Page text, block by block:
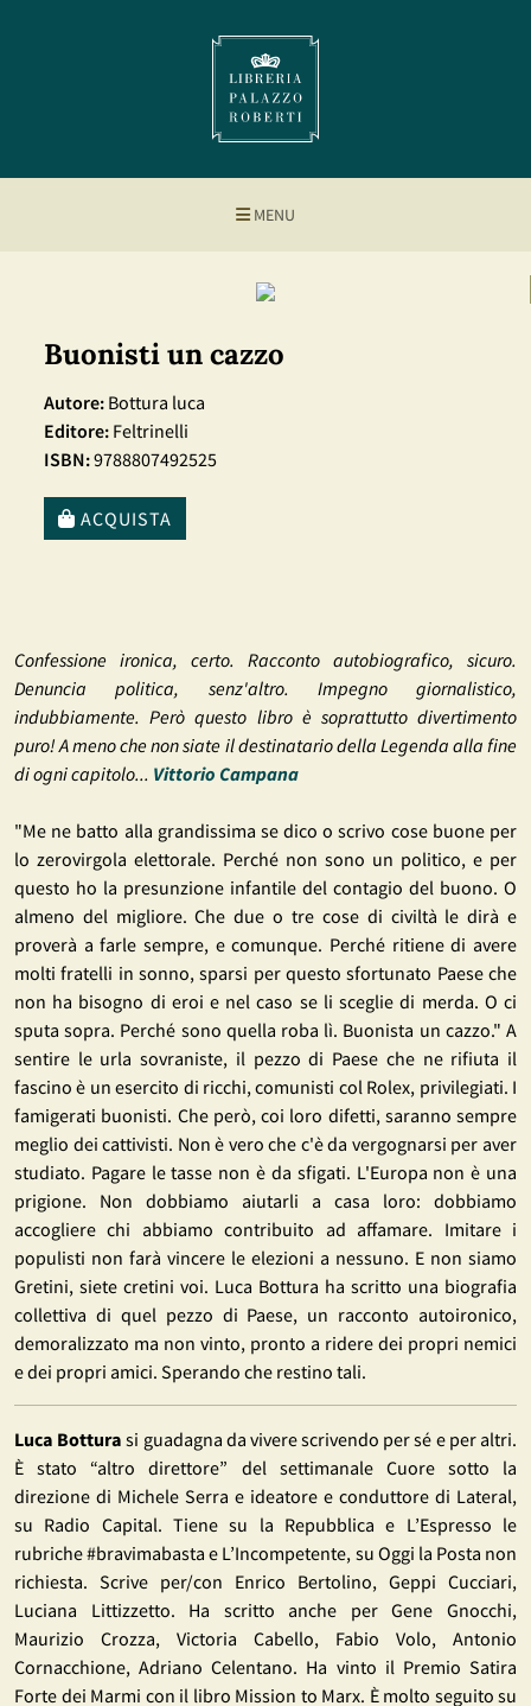
MENU
Buonisti un cazzo
Autore: Bottura luca
Editore: Feltrinelli
ISBN:9788807492525
ACQUISTA
Confessione ironica, certo. Racconto autobiografico, sicuro.
Denuncia politica, senz'altro. Impegno giornalistico,
indubbiamente. Però questo libro è soprattutto divertimento
puro! A meno che non siate il destinatario della Legenda alla fine
di ogni capitolo... Vittorio Campana
"Me ne batto alla grandissima se dico o scrivo cose buone per
lo zerovirgola elettorale. Perché non sono un politico, e per
questo ho la presunzione infantile del contagio del buono. O
almeno del migliore. Che due o tre cose di civiltà le dirà e
proverà a farle sempre, e comunque. Perché ritiene di avere
molti fratelli in sonno, sparsi per questo sfortunato Paese che
non ha bisogno di eroi e nel caso se li sceglie di merda. O ci
sputa sopra. Perché sono quella roba lì. Buonista un cazzo." A
sentire le urla sovraniste, il pezzo di Paese che ne rifiuta il
fascino è un esercito di ricchi, comunisti col Rolex, privilegiati. I
famigerati buonisti. Che però, coi loro difetti, saranno sempre
meglio dei cattivisti. Non è vero che c'è da vergognarsi per aver
studiato. Pagare le tasse non è da sfigati. L'Europa non è una
prigione. Non dobbiamo aiutarli a casa loro: dobbiamo
accogliere chi abbiamo contribuito ad affamare. Imitare i
populisti non farà vincere le elezioni a nessuno. E non siamo
Gretini, siete cretini voi. Luca Bottura ha scritto una biografia
collettiva di quel pezzo di Paese, un racconto autoironico,
demoralizzato ma non vinto, pronto a ridere dei propri nemici
e dei propri amici. Sperando che restino tali.
Luca Bottura si guadagna da vivere scrivendo per sé e per altri.
È stato “altro direttore” del settimanale Cuore sotto la
direzione di Michele Serra e ideatore e conduttore di Lateral,
su Radio Capital. Tiene su la Repubblica e L’Espresso le
rubriche #bravimabasta e L’Incompetente, su Oggi la Posta non
richiesta. Scrive per/con Enrico Bertolino, Geppi Cucciari,
Luciana Littizzetto. Ha scritto anche per Gene Gnocchi,
Maurizio Crozza, Victoria Cabello, Fabio Volo, Antonio
Cornacchione, Adriano Celentano. Ha vinto il Premio Satira
Forte dei Marmi con il libro Mission to Marx. È molto seguito su